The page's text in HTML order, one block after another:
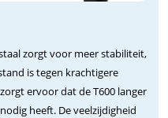
zorgt voor meer stabiliteit,
is tegen krachtigere
ervoor dat de T600 langer
heeft. De veelzijdigheid